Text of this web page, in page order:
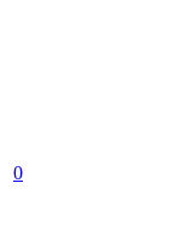
0